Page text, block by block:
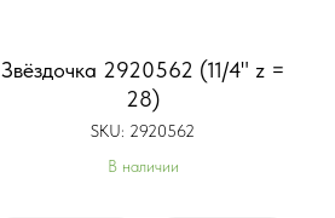
Звёздочка 2920562 (11/4" z =
28)
SKU: 2920562
В наличии